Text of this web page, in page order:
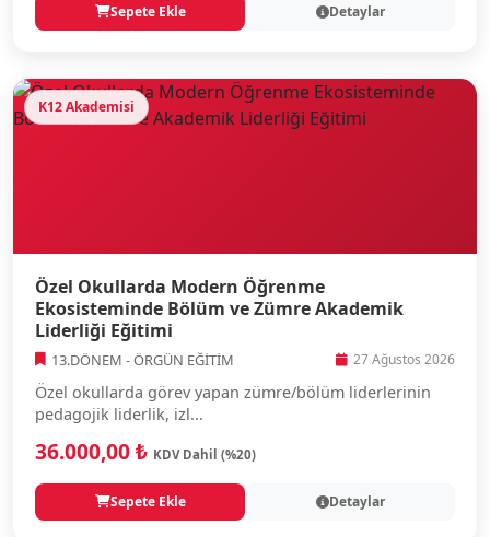
Sepete Ekle Detaylar
K12 Akademisi
Özel Okullarda Modern Öğrenme
Ekosisteminde Bölüm ve Zümre Akademik
Liderliği Eğitimi
13.DÖNEM - ÖRGÜN EĞİTİM 27 Ağustos 2026
Özel okullarda görev yapan zümre/bölüm liderlerinin
pedagojik liderlik, izl...
36.000,00 ₺ KDV Dahil (%20)
Sepete Ekle Detaylar